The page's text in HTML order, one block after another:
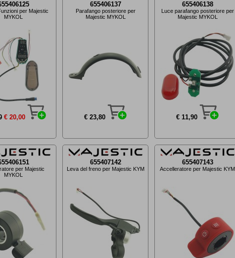
per Majestic
MYKOL
€ 20,00
655406137
Parafango posteriore per
Majestic MYKOL
€ 23,80
655406138
Luce parafango posteriore per
Majestic MYKOL
€ 11,90
per Majestic
MYKOL
655407142
Leva del freno per Majestic KYM
655407143
Accelleratore per Majestic KYM